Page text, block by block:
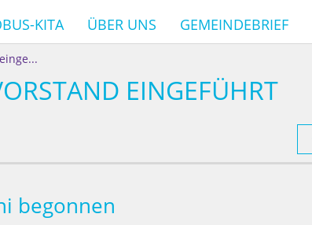
KITA ÜBER UNS GEMEINDEBRIEF
EINGEFÜHRT
begonnen